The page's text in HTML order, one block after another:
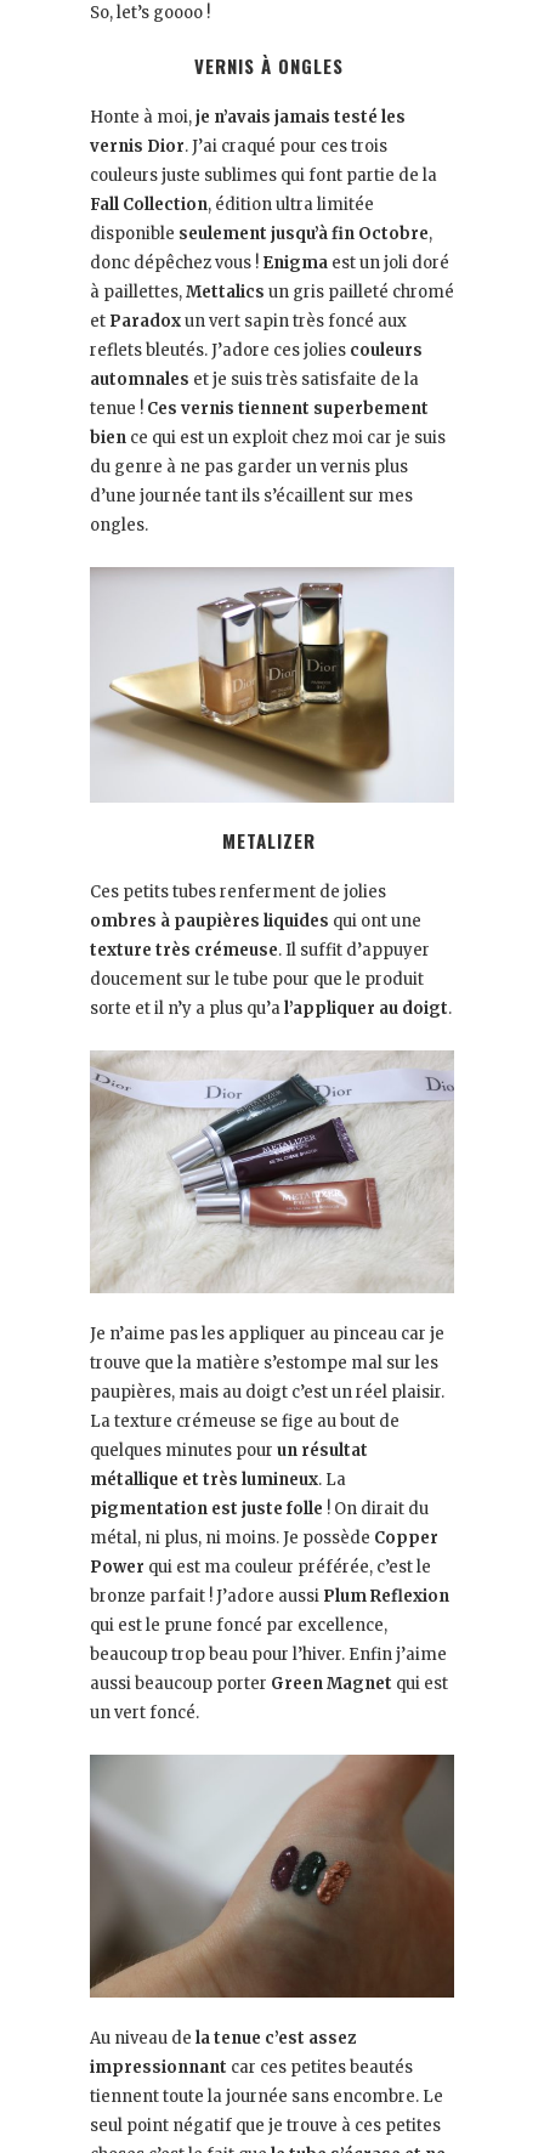
So, let’s goooo !
VERNIS À ONGLES
Honte à moi,je n’avais jamais testé les
vernis Dior. J’ai craqué pour ces trois
couleurs juste sublimes qui font partie de la
Fall Collection, édition ultra limitée
disponible seulement jusqu’à fin Octobre,
donc dépêchez vous ! Enigma est un joli doré
à paillettes,Mettalics un gris pailleté chromé
et Paradoxun vert sapin très foncé aux
reflets bleutés. J’adore ces jolies couleurs
automnales et je suis très satisfaite de la
tenue ! Ces vernis tiennent superbement
bien ce qui est un exploit chez moi car je suis
du genre à ne pas garder un vernis plus
d’une journée tant ils s’écaillent sur mes
ongles.
METALIZER
Ces petits tubes renferment de jolies
ombres à paupières liquides qui ont une
texture très crémeuse. Il suffit d’appuyer
doucement sur le tube pour que le produit
sorte et il n’y a plus qu’al’appliquer au doigt.
Je n’aime pas les appliquer au pinceau car je
trouve que la matière s’estompe mal sur les
paupières, mais au doigt c’est un réel plaisir.
La texture crémeuse se fige au bout de
quelques minutes pour un résultat
métallique et très lumineux. La
pigmentation est juste folle ! On dirait du
métal, ni plus, ni moins. Je possède Copper
Power qui est ma couleur préférée, c’est le
bronze parfait ! J’adore aussi Plum Reflexion
qui est le prune foncé par excellence,
beaucoup trop beau pour l’hiver. Enfin j’aime
aussi beaucoup porter Green Magnet qui est
un vert foncé.
Au niveau de la tenue c’est assez
impressionnant car ces petites beautés
tiennent toute la journée sans encombre. Le
seul point négatif que je trouve à ces petites